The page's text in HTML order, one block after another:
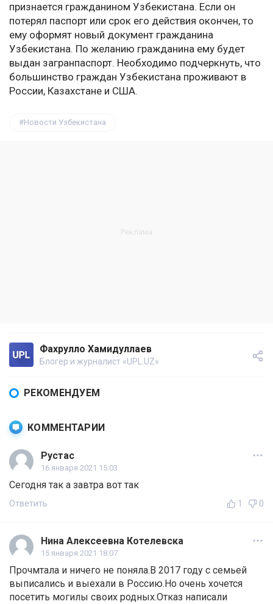
признается гражданином Узбекистана. Если он
потерял паспорт или срок его действия окончен, то
ему оформят новый документ гражданина
Узбекистана. По желанию гражданина ему будет
выдан загранпаспорт. Необходимо подчеркнуть, что
большинство граждан Узбекистана проживают в
России, Казахстане и США.
Новости Узбекистана
Фахрулло Хамидуллаев
Блогер и журналист «UPL.UZ»
РЕКОМЕНДУЕМ
КОММЕНТАРИИ
Рустас
16 января 2021 15:03
Сегодня так а завтра вот так
Ответить 1 0
Нина Алексеевна Котелевска
15 января 2021 18:07
Прочмтала и ничего не поняла.В 2017 году с семьей
выписались и выехали в Россию.Но очень хочется
посетить могилы своих родных.Отказ написали